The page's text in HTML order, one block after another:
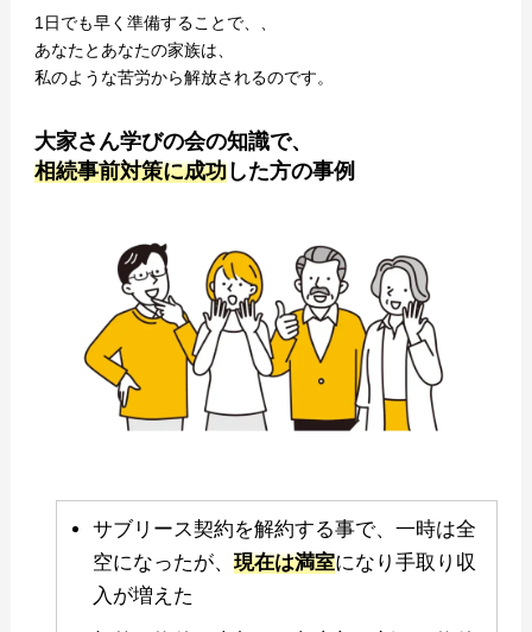
1日でも早く準備することで、、
あなたとあなたの家族は、
私のような苦労から解放されるのです。
大家さん学びの会の知識で、
相続事前対策に成功した方の事例
サブリース契約を解約する事で、一時は全
空になったが、現在は満室になり手取り収
入が増えた